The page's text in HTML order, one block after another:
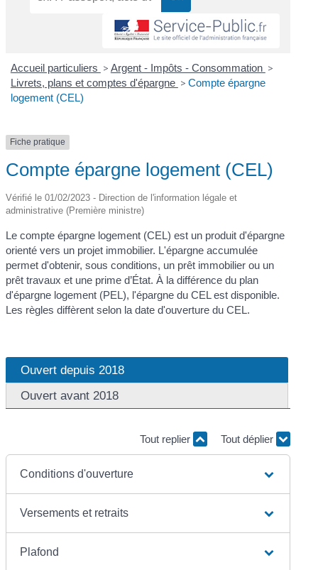
Accueil particuliers > Argent - Impôts - Consommation >
Livrets, plans et comptes d'épargne > Compte épargne
logement (CEL)
Fiche pratique
Compte épargne logement (CEL)
Vérifié le 01/02/2023 - Direction de l'information légale et
administrative (Première ministre)
Le compte épargne logement (CEL) est un produit d'épargne
orienté vers un projet immobilier. L'épargne accumulée
permet d'obtenir, sous conditions, un prêt immobilier ou un
prêt travaux et une prime d’État. À la différence du plan
d'épargne logement (PEL), l'épargne du CEL est disponible.
Les règles diffèrent selon la date d'ouverture du CEL.
Ouvert depuis 2018
Ouvert avant 2018
Tout replier Tout déplier
Conditions d'ouverture
Versements et retraits
Plafond